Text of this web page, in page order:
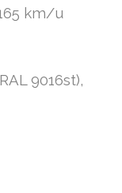
km/u
9016st),